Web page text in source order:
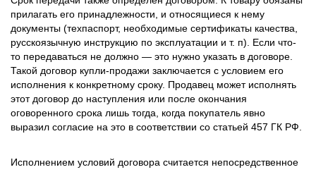
прилагать его принадлежности, и относящиеся к нему
документы (техпаспорт, необходимые сертификаты качества,
русскоязычную инструкцию по эксплуатации и т. п). Если что-
то передаваться не должно — это нужно указать в договоре.
Такой договор купли-продажи заключается с условием его
исполнения к конкретному сроку. Продавец может исполнять
этот договор до наступления или после окончания
оговоренного срока лишь тогда, когда покупатель явно
выразил согласие на это в соответствии со статьей 457 ГК РФ.
Исполнением условий договора считается непосредственное